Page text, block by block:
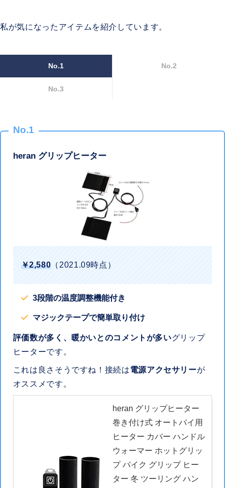
私が気になったアイテムを紹介しています。
No.1 No.2
No.3
No.1
heran グリップヒーター
￥2,580 （2021.09時点）
3段階の温度調整機能付き
マジックテープで簡単取り付け
評価数が多く、暖かいとのコメントが多いグリップ
ヒーターです。
これは良さそうですね！接続は電源アクセサリーが
オススメです。
heran グリップヒーター
巻き付け式 オートバイ用
ヒーター カバー ハンドル
ウォーマー ホットグリッ
プ バイク グリップ ヒー
ター 冬 ツーリング ハン